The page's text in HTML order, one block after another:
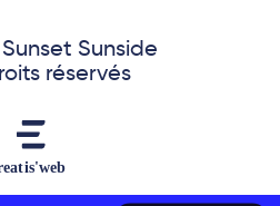
Sunside
réservés